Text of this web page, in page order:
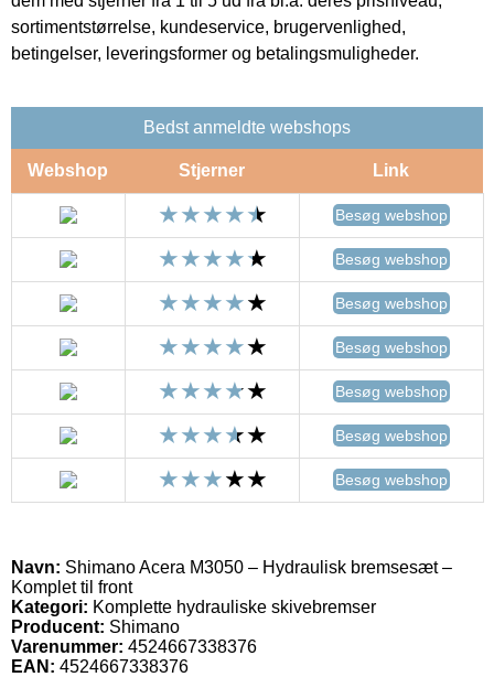
sortimentstørrelse, kundeservice, brugervenlighed,
betingelser, leveringsformer og betalingsmuligheder.
Bedst anmeldte webshops
Webshop Stjerner Link
Besøg webshop
Besøg webshop
Besøg webshop
Besøg webshop
Besøg webshop
Besøg webshop
Besøg webshop
Navn: Shimano Acera M3050 – Hydraulisk bremsesæt –
Komplet til front
Kategori: Komplette hydrauliske skivebremser
Producent: Shimano
Varenummer: 4524667338376
EAN: 4524667338376